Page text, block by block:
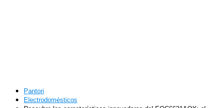
Pantori
Electrodomésticos